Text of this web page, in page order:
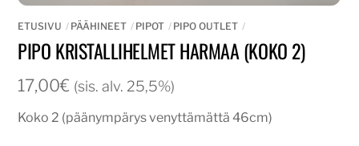
ETUSIVU PÄÄHINEET PIPOT PIPO OUTLET
PIPO KRISTALLIHELMET HARMAA (KOKO 2)
17,00€ (sis. alv. 25,5%)
Koko 2 (päänympärys venyttämättä 46cm)